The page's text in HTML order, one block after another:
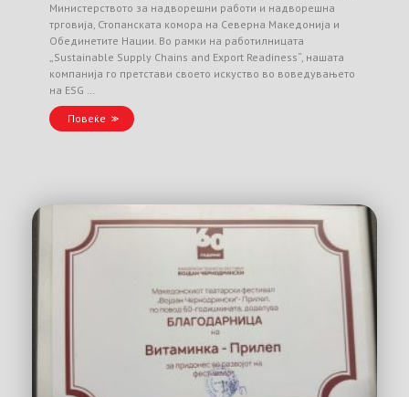
Министерството за надворешни работи и надворешна
трговија, Стопанската комора на Северна Македонија и
Обединетите Нации. Во рамки на работилницата
„Sustainable Supply Chains and Export Readiness“, нашата
компанија го претстави своето искуство во воведувањето
на ESG …
Повеќе